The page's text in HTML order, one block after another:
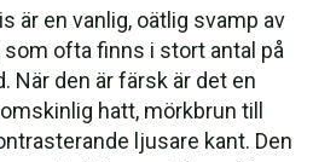
är en vanlig, oätlig svamp av
ofta finns i stort antal på
När den är färsk är det en
hatt, mörkbrun till
ljusare kant. Den